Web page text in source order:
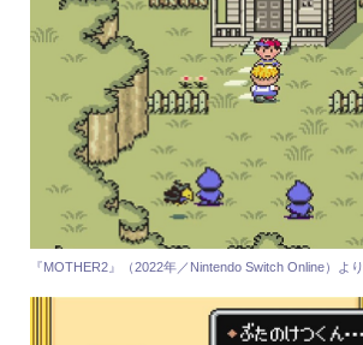
『MOTHER2』（2022年／Nintendo Switch Online）より